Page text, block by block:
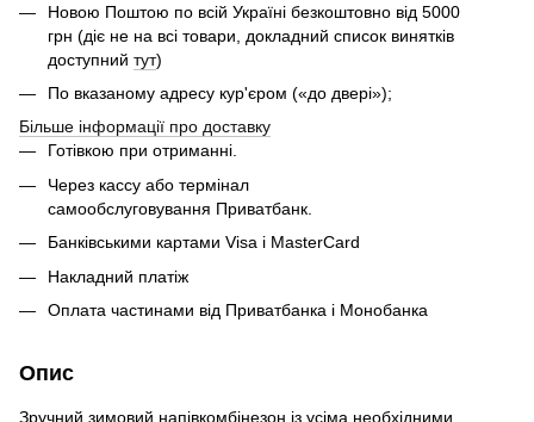
Новою Поштою по всій Україні безкоштовно від 5000
грн (діє не на всі товари, докладний список винятків
доступний тут)
По вказаному адресу кур'єром («до двері»);
Більше інформації про доставку
Готівкою при отриманні.
Через кассу або термінал
самообслуговування Приватбанк.
Банківськими картами Visa і MasterCard
Накладний платіж
Оплата частинами від Приватбанка і Монобанка
Опис
Зручний зимовий напівкомбінезон із усіма необхідними